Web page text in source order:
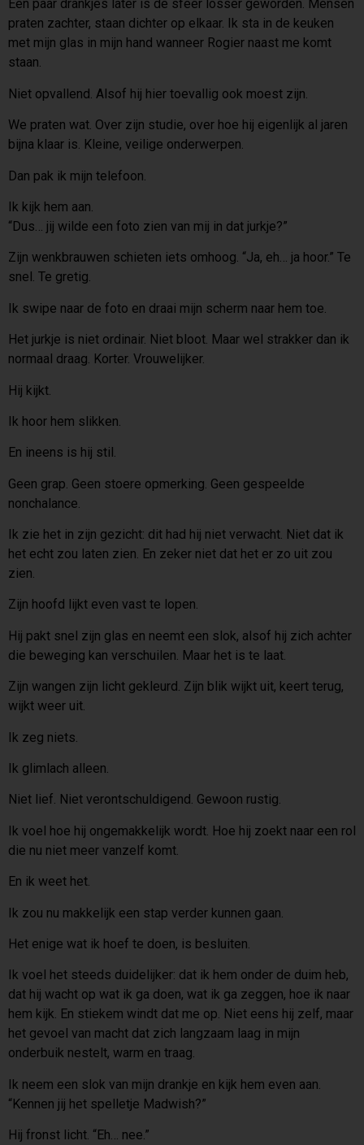
Een paar drankjes later is de sfeer losser geworden. Mensen
praten zachter, staan dichter op elkaar. Ik sta in de keuken
met mijn glas in mijn hand wanneer Rogier naast me komt
staan.
Niet opvallend. Alsof hij hier toevallig ook moest zijn.
We praten wat. Over zijn studie, over hoe hij eigenlijk al jaren
bijna klaar is. Kleine, veilige onderwerpen.
Dan pak ik mijn telefoon.
Ik kijk hem aan.
“Dus… jij wilde een foto zien van mij in dat jurkje?”
Zijn wenkbrauwen schieten iets omhoog. “Ja, eh… ja hoor.” Te
snel. Te gretig.
Ik swipe naar de foto en draai mijn scherm naar hem toe.
Het jurkje is niet ordinair. Niet bloot. Maar wel strakker dan ik
normaal draag. Korter. Vrouwelijker.
Hij kijkt.
Ik hoor hem slikken.
En ineens is hij stil.
Geen grap. Geen stoere opmerking. Geen gespeelde
nonchalance.
Ik zie het in zijn gezicht: dit had hij niet verwacht. Niet dat ik
het echt zou laten zien. En zeker niet dat het er zo uit zou
zien.
Zijn hoofd lijkt even vast te lopen.
Hij pakt snel zijn glas en neemt een slok, alsof hij zich achter
die beweging kan verschuilen. Maar het is te laat.
Zijn wangen zijn licht gekleurd. Zijn blik wijkt uit, keert terug,
wijkt weer uit.
Ik zeg niets.
Ik glimlach alleen.
Niet lief. Niet verontschuldigend. Gewoon rustig.
Ik voel hoe hij ongemakkelijk wordt. Hoe hij zoekt naar een rol
die nu niet meer vanzelf komt.
En ik weet het.
Ik zou nu makkelijk een stap verder kunnen gaan.
Het enige wat ik hoef te doen, is besluiten.
Ik voel het steeds duidelijker: dat ik hem onder de duim heb,
dat hij wacht op wat ik ga doen, wat ik ga zeggen, hoe ik naar
hem kijk. En stiekem windt dat me op. Niet eens hij zelf, maar
het gevoel van macht dat zich langzaam laag in mijn
onderbuik nestelt, warm en traag.
Ik neem een slok van mijn drankje en kijk hem even aan.
“Kennen jij het spelletje Madwish?”
Hij fronst licht. “Eh… nee.”